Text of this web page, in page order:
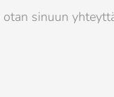
sinuun